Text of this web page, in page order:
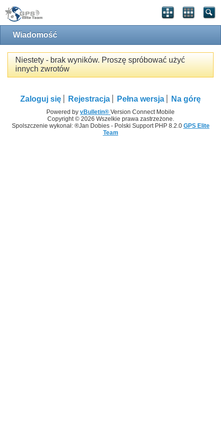
Wiadomość
Niestety - brak wyników. Proszę spróbować użyć
innych zwrotów
Zaloguj się Rejestracja Pełna wersja Na górę
Powered by vBulletin® Version Connect Mobile
Copyright © 2026 Wszelkie prawa zastrzeżone.
Spolszczenie wykonał: ®Jan Dobies - Polski Support PHP 8.2.0 GPS Elite
Team